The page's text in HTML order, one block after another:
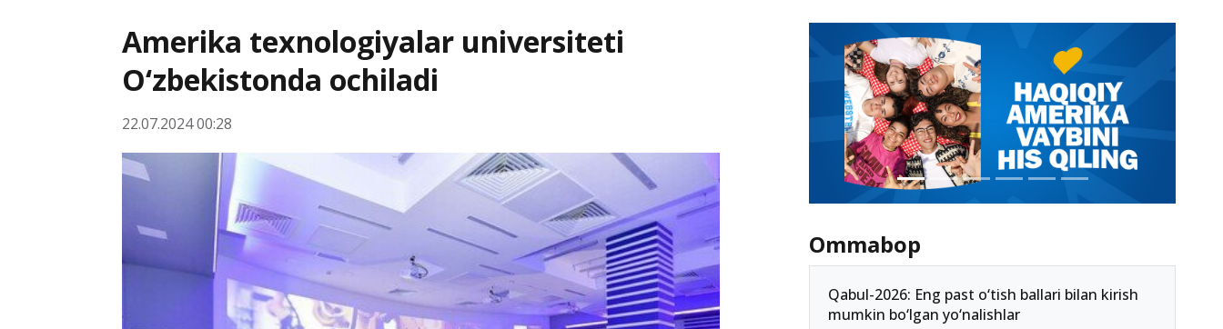
Amerika texnologiyalar universiteti
O‘zbekistonda ochiladi
22.07.2024 00:28
Ommabop
Qabul-2026: Eng past o‘tish ballari bilan kirish
mumkin bo‘lgan yo‘nalishlar